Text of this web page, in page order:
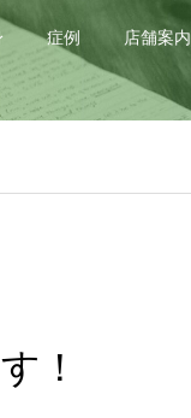
症例 店舗案内
！